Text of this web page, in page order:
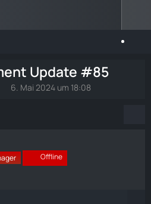
Update #85
6. Mai 2024 um 18:08
Offline